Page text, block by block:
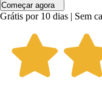
Começar agora
Grátis por 10 dias | Sem